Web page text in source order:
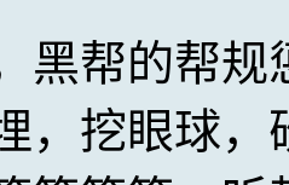
黑帮的帮
，挖眼球